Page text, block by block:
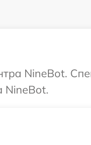
NineBot.
NineBot.